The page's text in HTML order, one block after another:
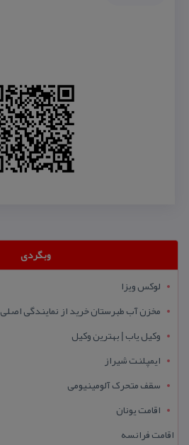
وبگردی
لوکس ویزا
مخزن آب طبرستان خرید از نمایندگی اصلی
وکیل یاب | بهترین وکیل
ایمپلنت شیراز
سقف متحرک آلومینیومی
اقامت یونان
اقامت فرانسه